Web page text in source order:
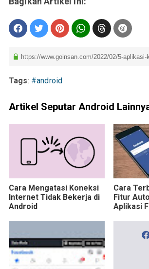
Tags: #android
Artikel Seputar Android
Cara Mengatasi Koneksi
Internet Tidak Bekerja di
Android
Cara
Fitur
Aplikasi